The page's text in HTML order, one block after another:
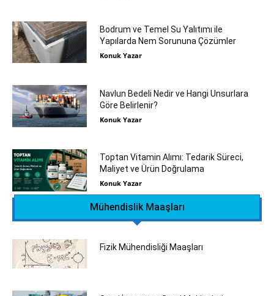
Bodrum ve Temel Su Yalıtımı ile
Yapılarda Nem Sorununa Çözümler
Konuk Yazar
Navlun Bedeli Nedir ve Hangi Unsurlara
Göre Belirlenir?
Konuk Yazar
Toptan Vitamin Alımı: Tedarik Süreci,
Maliyet ve Ürün Doğrulama
Konuk Yazar
Mühendislik Maaşları
Fizik Mühendisliği Maaşları